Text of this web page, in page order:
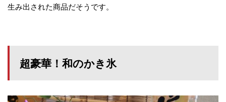
生み出された商品だそうです。
超豪華！和のかき氷